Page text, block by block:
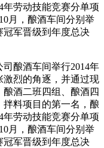
年劳动技能竞赛分单项
月，酿酒车间分别举
冠军晋级到年度总决
酿酒车间举行2014年
激烈的角逐，并通过现
酒二班四组、酿酒四
料项目的第一名，酿
年劳动技能竞赛分单项
月，酿酒车间分别举
冠军晋级到年度总决